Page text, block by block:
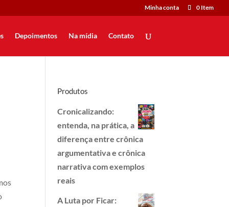
Minha conta 0 Item
Depoimentos Na mídia Contato
Produtos
Cronicalizando:
entenda, na prática, a
diferença entre crônica
argumentativa e crônica
narrativa com exemplos
reais
A Luta por Ficar: